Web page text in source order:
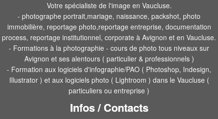
Votre spécialiste de l'image en Vaucluse.
- photographe portrait,mariage, naissance, packshot, photo
immobilière, reportage photo,reportage entreprise, documentation
process, reportage institutionnel, corporate à Avignon et en Vaucluse.
- Formations à la photographie - cours de photo tous niveaux sur
Avignon et ses alentours ( particulier & professionnels )
- Formation aux logiciels d'infographie/PAO ( Photoshop, Indesign,
Illustrator ) et aux logiciels photo ( Lightroom ) dans le Vaucluse (
particuliers ou entreprise )
Infos / Contacts